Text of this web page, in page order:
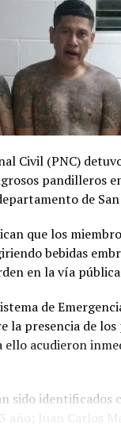
Civil (PNC)
pandilleros
de San
que los
bebidas
en la vía
de
la presencia de
ello acudieron
sido identificados
año; Juan Carlos